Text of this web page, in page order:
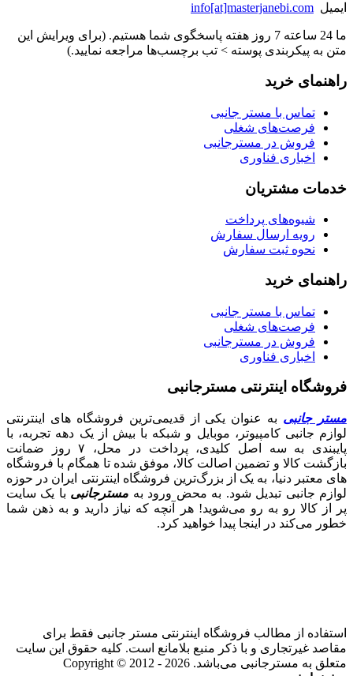
ایمیل info[at]masterjanebi.com
ما 24 ساعته 7 روز هفته پاسخگوی شما هستیم. (برای ویرایش این
متن به پیکربندی پوسته > تب برچسب‌ها مراجعه نمایید.)
راهنمای خرید
تماس با مستر جانبی
فرصت‌های شغلی
فروش در مسترجانبی
اخباری فناوری
خدمات مشتریان
شیوه‌های پرداخت
رویه ارسال سفارش
نحوه ثبت سفارش
راهنمای خرید
تماس با مستر جانبی
فرصت‌های شغلی
فروش در مسترجانبی
اخباری فناوری
فروشگاه اینترنتی مسترجانبی
مستر جانبی به عنوان یکی از قدیمی‌ترین فروشگاه های اینترنتی
لوازم جانبی کامپیوتر، موبایل و شبکه با بیش از یک دهه تجربه، با
پایبندی به سه اصل کلیدی، پرداخت در محل، ۷ روز ضمانت
بازگشت کالا و تضمین اصالت کالا، موفق شده تا همگام با فروشگاه‌
های معتبر دنیا، به یک از بزرگ‌ترین فروشگاه اینترنتی ایران در حوزه
لوازم جانبی تبدیل شود. به محض ورود به مسترجانبی با یک سایت
پر از کالا رو به رو می‌شوید! هر آنچه که نیاز دارید و به ذهن شما
خطور می‌کند در اینجا پیدا خواهید کرد.
استفاده از مطالب فروشگاه اینترنتی مستر جانبی فقط برای
مقاصد غیرتجاری و با ذکر منبع بلامانع است. کلیه حقوق این سایت
متعلق به مسترجانبی می‌باشد. Copyright © 2012 - 2026